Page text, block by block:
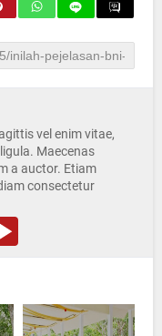
vel enim vitae,
Maecenas
a auctor. Etiam
consectetur